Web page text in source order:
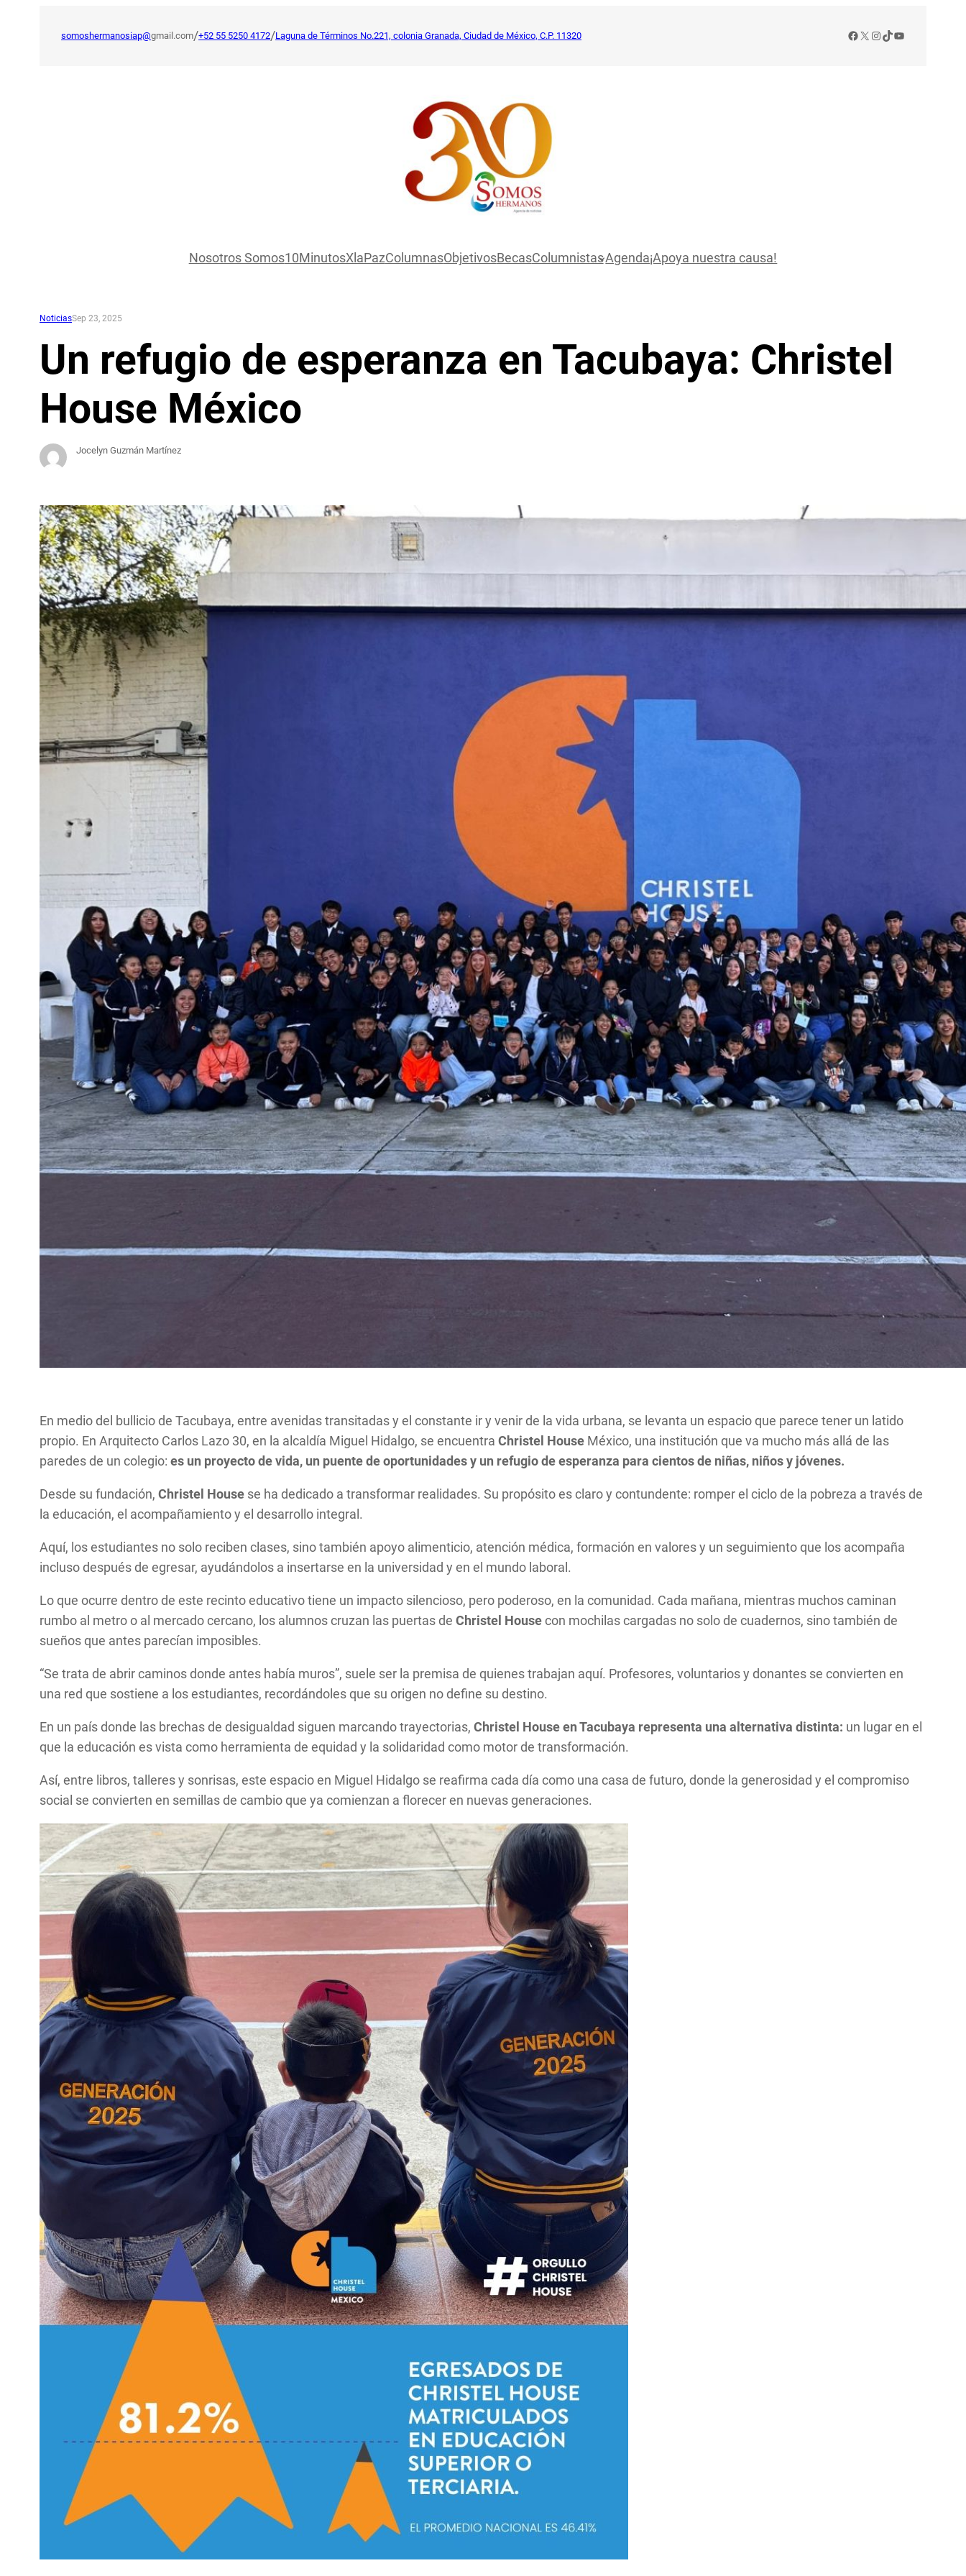
somoshermanosiap@gmail.com/+52 55 5250 4172/Laguna de Términos No.221, colonia Granada, Ciudad de México, C.P. 11320 Facebook
X Instagram
TikTok
YouTube
Nosotros Somos10MinutosXlaPazColumnasObjetivosBecasColumnistasAgenda¡Apoya nuestra causa!
NoticiasSep 23, 2025
Un refugio de esperanza en Tacubaya: Christel
House México
Jocelyn Guzmán Martínez
En medio del bullicio de Tacubaya, entre avenidas transitadas y el constante ir y venir de la vida urbana, se levanta un espacio que parece tener un latido
propio. En Arquitecto Carlos Lazo 30, en la alcaldía Miguel Hidalgo, se encuentraChristel House México, una institución que va mucho más allá de las
paredes de un colegio:es un proyecto de vida, un puente de oportunidades y un refugio de esperanza para cientos de niñas, niños y jóvenes.
Desde su fundación,Christel House se ha dedicado a transformar realidades. Su propósito es claro y contundente: romper el ciclo de la pobreza a través de
la educación, el acompañamiento y el desarrollo integral.
Aquí, los estudiantes no solo reciben clases, sino también apoyo alimenticio, atención médica, formación en valores y un seguimiento que los acompaña
incluso después de egresar, ayudándolos a insertarse en la universidad y en el mundo laboral.
Lo que ocurre dentro de este recinto educativo tiene un impacto silencioso, pero poderoso, en la comunidad. Cada mañana, mientras muchos caminan
rumbo al metro o al mercado cercano, los alumnos cruzan las puertas deChristel Housecon mochilas cargadas no solo de cuadernos, sino también de
sueños que antes parecían imposibles.
“Se trata de abrir caminos donde antes había muros”, suele ser la premisa de quienes trabajan aquí. Profesores, voluntarios y donantes se convierten en
una red que sostiene a los estudiantes, recordándoles que su origen no define su destino.
En un país donde las brechas de desigualdad siguen marcando trayectorias,Christel Houseen Tacubaya representa una alternativa distinta: un lugar en el
que la educación es vista como herramienta de equidad y la solidaridad como motor de transformación.
Así, entre libros, talleres y sonrisas, este espacio en Miguel Hidalgo se reafirma cada día como una casa de futuro, donde la generosidad y el compromiso
social se convierten en semillas de cambio que ya comienzan a florecer en nuevas generaciones.